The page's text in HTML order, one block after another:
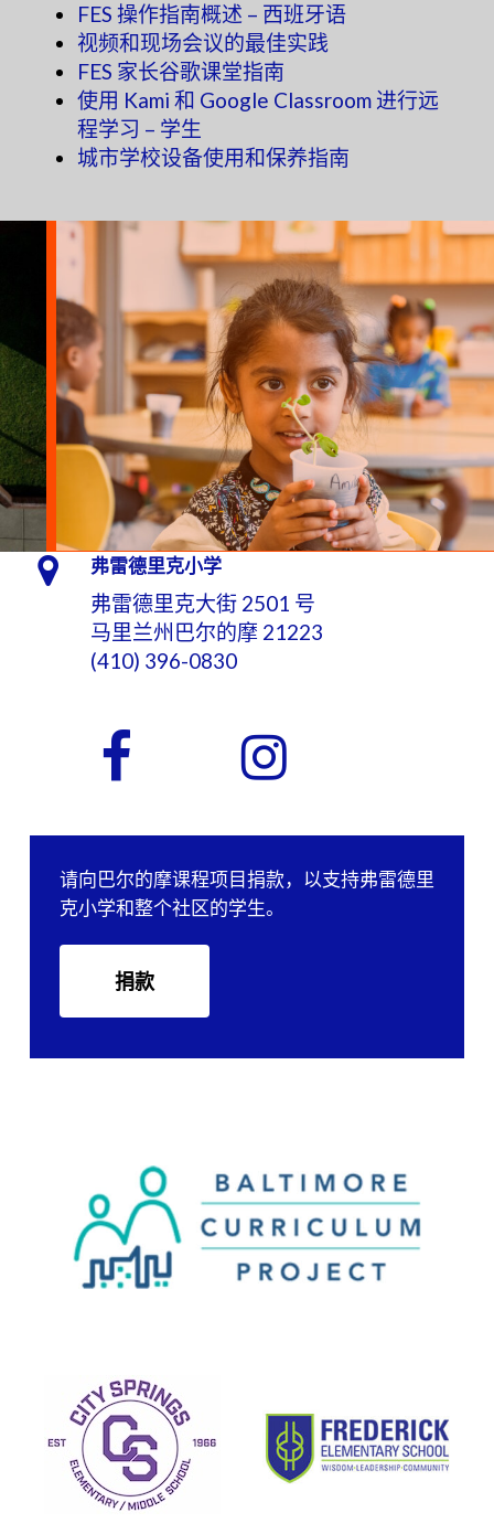
FES 操作指南概述 – 西班牙语
视频和现场会议的最佳实践
FES 家长谷歌课堂指南
使用 Kami 和 Google Classroom 进行远
程学习 – 学生
城市学校设备使用和保养指南
弗雷德里克小学
弗雷德里克大街 2501 号
马里兰州巴尔的摩 21223
(410) 396-0830
请向巴尔的摩课程项目捐款，以支持弗雷德里
克小学和整个社区的学生。
捐款